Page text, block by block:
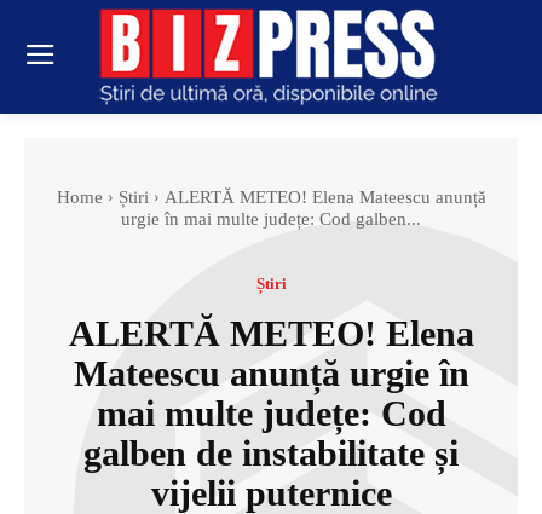
Home Știri
ALERTĂ METEO! Elena Mateescu anunță
urgie în mai multe județe: Cod galben...
Știri
ALERTĂ METEO! Elena
Mateescu anunță urgie în
mai multe județe: Cod
galben de instabilitate și
vijelii puternice